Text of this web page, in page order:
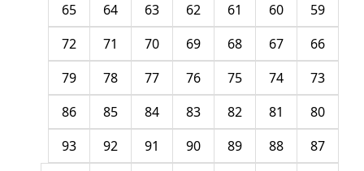
59
60
61
62
63
64
65
66
67
68
69
70
71
72
73
74
75
76
77
78
79
80
81
82
83
84
85
86
87
88
89
90
91
92
93